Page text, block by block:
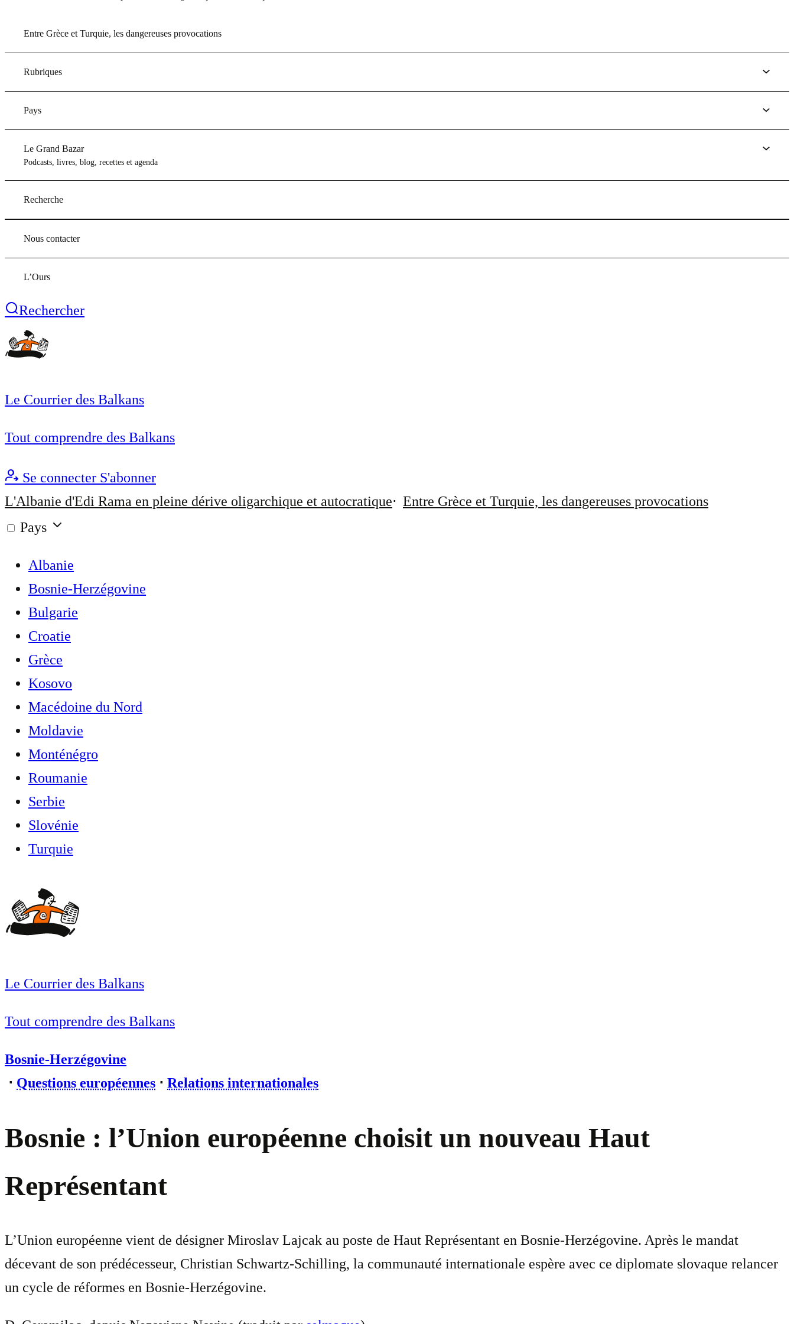
Entre Grèce et Turquie, les dangereuses provocations
Rubriques
Pays
Le Grand Bazar
Podcasts, livres, blog, recettes et agenda
Recherche
Nous contacter
L’Ours
Rechercher
Le Courrier des Balkans
Tout comprendre des Balkans
Se connecter S'abonner
L'Albanie d'Edi Rama en pleine dérive oligarchique et autocratique
Entre Grèce et Turquie, les dangereuses provocations
Pays
Albanie
Bosnie-Herzégovine
Bulgarie
Croatie
Grèce
Kosovo
Macédoine du Nord
Moldavie
Monténégro
Roumanie
Serbie
Slovénie
Turquie
Le Courrier des Balkans
Tout comprendre des Balkans
Bosnie-Herzégovine
⋅ Questions européennes ⋅ Relations internationales
Bosnie : l’Union européenne choisit un nouveau Haut
Représentant
L’Union européenne vient de désigner Miroslav Lajcak au poste de Haut Représentant en Bosnie-Herzégovine. Après le mandat
décevant de son prédécesseur, Christian Schwartz-Schilling, la communauté internationale espère avec ce diplomate slovaque relancer
un cycle de réformes en Bosnie-Herzégovine.